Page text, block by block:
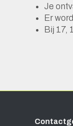
Je
Er
Bij 17,